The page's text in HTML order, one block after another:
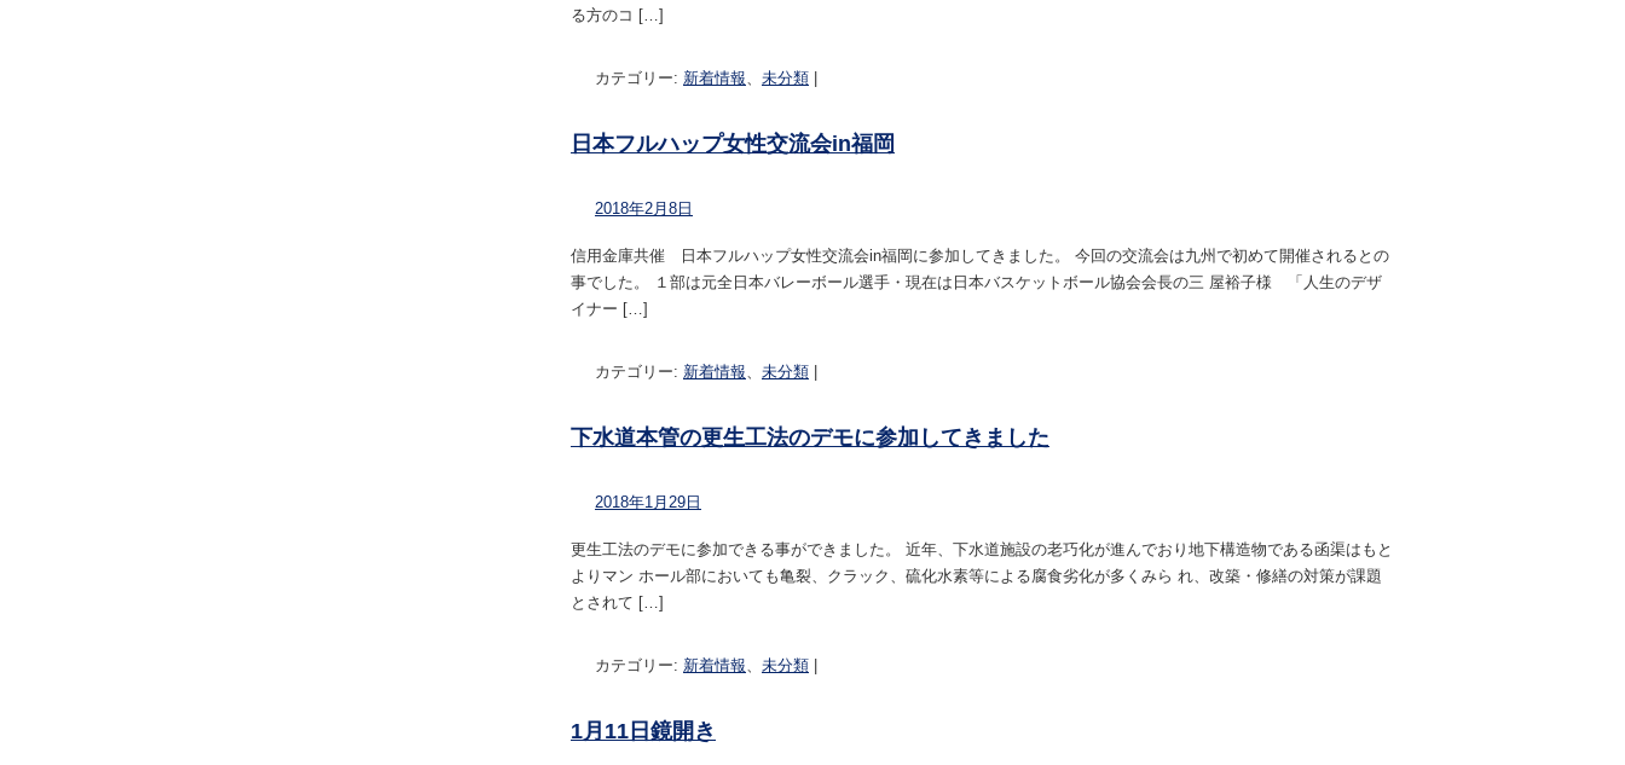
る方のコ […]
カテゴリー: 新着情報、 未分類
日本フルハップ女性交流会in福岡
2018年2月8日
信用金庫共催 日本フルハップ女性交流会in福岡に参加してきました。 今回の交流会は九州で初めて開催されるとの
事でした。 １部は元全日本バレーボール選手・現在は日本バスケットボール協会会長の三 屋裕子様 「人生のデザ
イナー […]
カテゴリー: 新着情報、 未分類
下水道本管の更生工法のデモに参加してきました
2018年1月29日
更生工法のデモに参加できる事ができました。 近年、下水道施設の老巧化が進んでおり地下構造物である函渠はもと
よりマン ホール部においても亀裂、クラック、硫化水素等による腐食劣化が多くみら れ、改築・修繕の対策が課題
とされて […]
カテゴリー: 新着情報、 未分類
1月11日鏡開き